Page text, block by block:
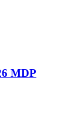
MDP